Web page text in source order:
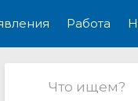
Работа